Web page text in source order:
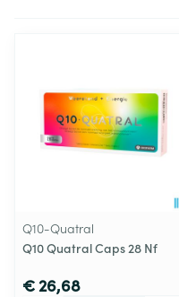
Q10-Quatral
Q10 Quatral Caps 28 Nf
€ 26,68